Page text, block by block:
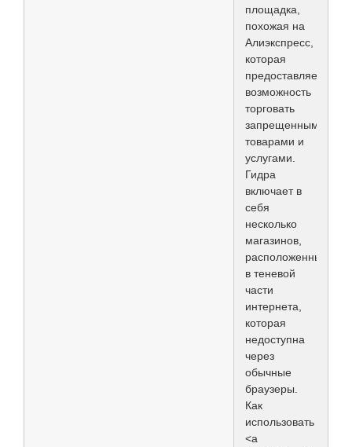
площадка,
похожая на
Алиэкспресс,
которая
предоставляет
возможность
торговать
запрещенными
товарами и
услугами.
Гидра
включает в
себя
несколько
магазинов,
расположенных
в теневой
части
интернета,
которая
недоступна
через
обычные
браузеры.
Как
использовать
<a